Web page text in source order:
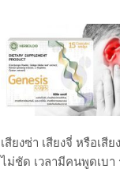
เสียงซ่า เสียงจี่ หรือเ
ไม่ชัด เวลามีคนพูดเบา